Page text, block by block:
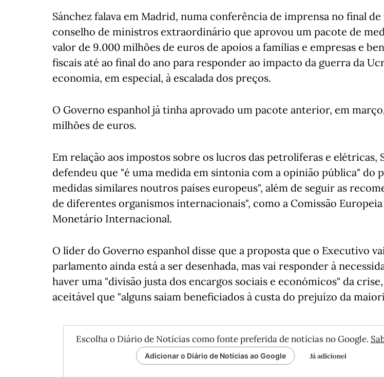
Sánchez falava em Madrid, numa conferência de imprensa no final de
conselho de ministros extraordinário que aprovou um pacote de
valor de 9.000 milhões de euros de apoios a famílias e empresas e
fiscais até ao final do ano para responder ao impacto da guerra da
economia, em especial, à escalada dos preços.
O Governo espanhol já tinha aprovado um pacote anterior, em
milhões de euros.
Em relação aos impostos sobre os lucros das petrolíferas e elétricas,
defendeu que "é uma medida em sintonia com a opinião pública" do
medidas similares noutros países europeus", além de seguir as
de diferentes organismos internacionais", como a Comissão
Monetário Internacional.
O líder do Governo espanhol disse que a proposta que o Executivo
parlamento ainda está a ser desenhada, mas vai responder à
haver uma "divisão justa dos encargos sociais e económicos" da
aceitável que "alguns saiam beneficiados à custa do prejuízo da
Escolha o Diário de Notícias como fonte preferida de notícias no Google.
Adicionar o Diário de Notícias ao Google Já adicionei